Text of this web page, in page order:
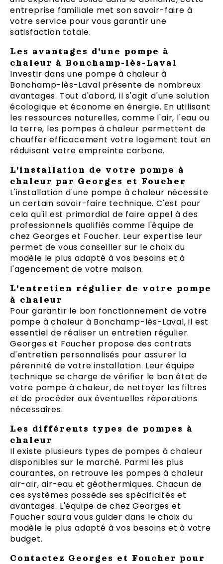
entreprise familiale met son savoir-faire à
votre service pour vous garantir une
satisfaction totale.
Les avantages d'une pompe à
chaleur à Bonchamp-lès-Laval
Investir dans une pompe à chaleur à
Bonchamp-lès-Laval présente de nombreux
avantages. Tout d'abord, il s'agit d'une solution
écologique et économe en énergie. En utilisant
les ressources naturelles, comme l'air, l'eau ou
la terre, les pompes à chaleur permettent de
chauffer efficacement votre logement tout en
réduisant votre empreinte carbone.
L'installation de votre pompe à
chaleur par Georges et Foucher
L'installation d'une pompe à chaleur nécessite
un certain savoir-faire technique. C'est pour
cela qu'il est primordial de faire appel à des
professionnels qualifiés comme l'équipe de
chez Georges et Foucher. Leur expertise leur
permet de vous conseiller sur le choix du
modèle le plus adapté à vos besoins et à
l'agencement de votre maison.
L'entretien régulier de votre pompe
à chaleur
Pour garantir le bon fonctionnement de votre
pompe à chaleur à Bonchamp-lès-Laval, il est
essentiel de réaliser un entretien régulier.
Georges et Foucher propose des contrats
d'entretien personnalisés pour assurer la
pérennité de votre installation. Leur équipe
technique se charge de vérifier le bon état de
votre pompe à chaleur, de nettoyer les filtres
et de procéder aux éventuelles réparations
nécessaires.
Les différents types de pompes à
chaleur
Il existe plusieurs types de pompes à chaleur
disponibles sur le marché. Parmi les plus
courantes, on retrouve les pompes à chaleur
air-air, air-eau et géothermiques. Chacun de
ces systèmes possède ses spécificités et
avantages. L'équipe de chez Georges et
Foucher saura vous guider dans le choix du
modèle le plus adapté à vos besoins et à votre
budget.
Contactez Georges et Foucher pour